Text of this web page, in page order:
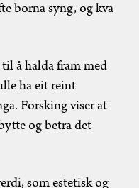
borna syng, og kva
å halda fram med
ha eit reint
Forsking viser at
og betra det
som estetisk og